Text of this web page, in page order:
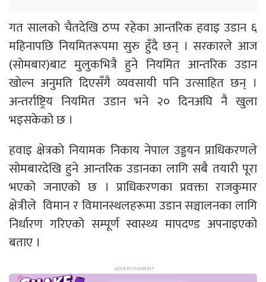
गत सालकाे चैतदेखि ठप्प रहेका आन्तरिक हवाइ उडान ६
महिनापछि नियमितरूपमा सुरु हुँदै छन् । सरकारले आज
(सोमबार)बाट मुलुकभित्रै हुने नियमित आन्तरिक उडान
खाेल्न अनुमति दिएसँगै व्यवसायी पनि उत्साहित छन् ।
अन्तर्राष्ट्रिय नियमित उडान भने २० दिनअघि नै खुला
भइसकेको छ ।
हवाइ क्षेत्रकाे नियामक निकाय नेपाल उड्डयन प्राधिकरणले
सोमबारदेखि हुने आन्तरिक उडानका लागि सबै तयारी पूरा
भएको जनाएको छ । प्राधिकरणका प्रवक्ता राजकुमार
क्षेत्रीले विमान र विमानस्थलहरूमा उडान सञ्चालनका लागि
निर्धारण गरिएको सम्पूर्ण स्वास्थ्य मापदण्ड अपनाइएको
बताए ।